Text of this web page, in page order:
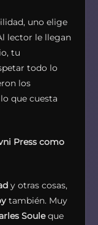
uno elige
lector le llegan
tu
todo lo
los
que cuesta
Press como
y otras cosas,
también. Muy
Souleque